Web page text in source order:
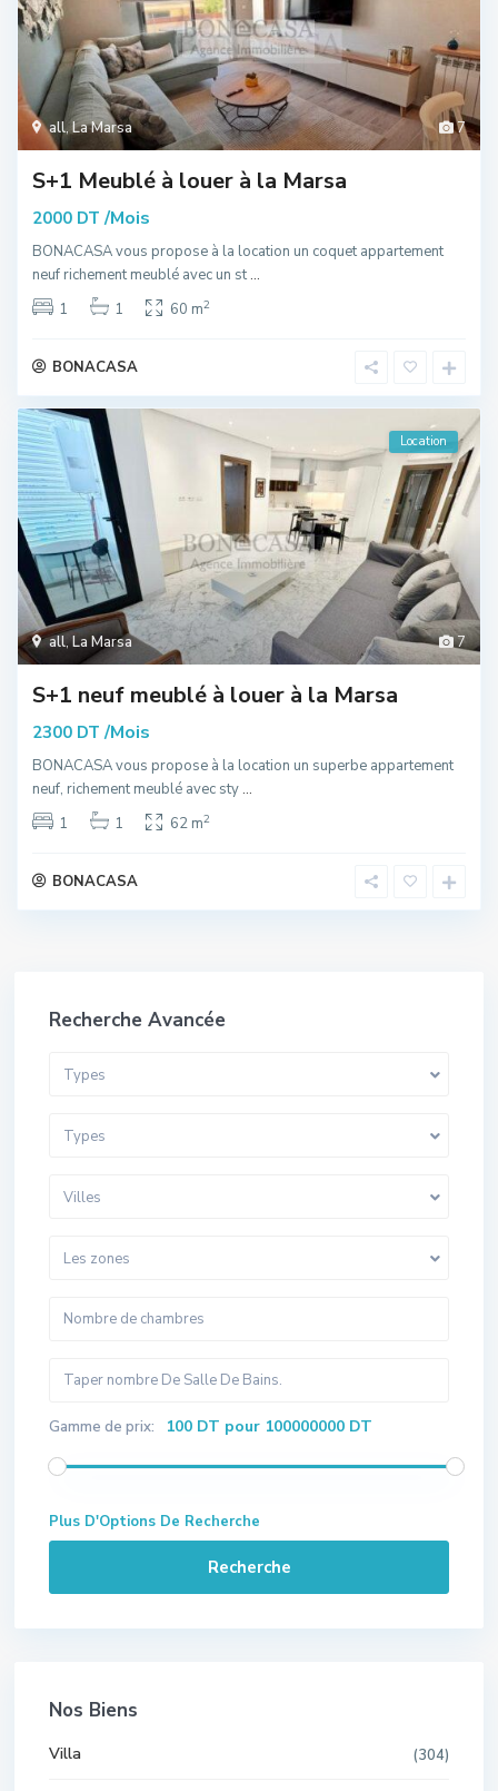
7
all,La Marsa
S+1 Meublé à louer à la Marsa
2000 DT /Mois
BONACASA vous propose à la location un coquet appartement
neuf richement meublé avec un st...
1
1 60 m2
BONACASA
7
all,La Marsa
Location
S+1 neuf meublé à louer à la Marsa
2300 DT /Mois
BONACASA vous propose à la location un superbe appartement
neuf, richement meublé avec sty...
1
1 62 m2
BONACASA
Recherche Avancée
Types
Types
Villes
Les zones
Gamme de prix: 100 DT pour 100000000 DT
Plus D'Options De Recherche
Recherche
Nos Biens
Villa (304)